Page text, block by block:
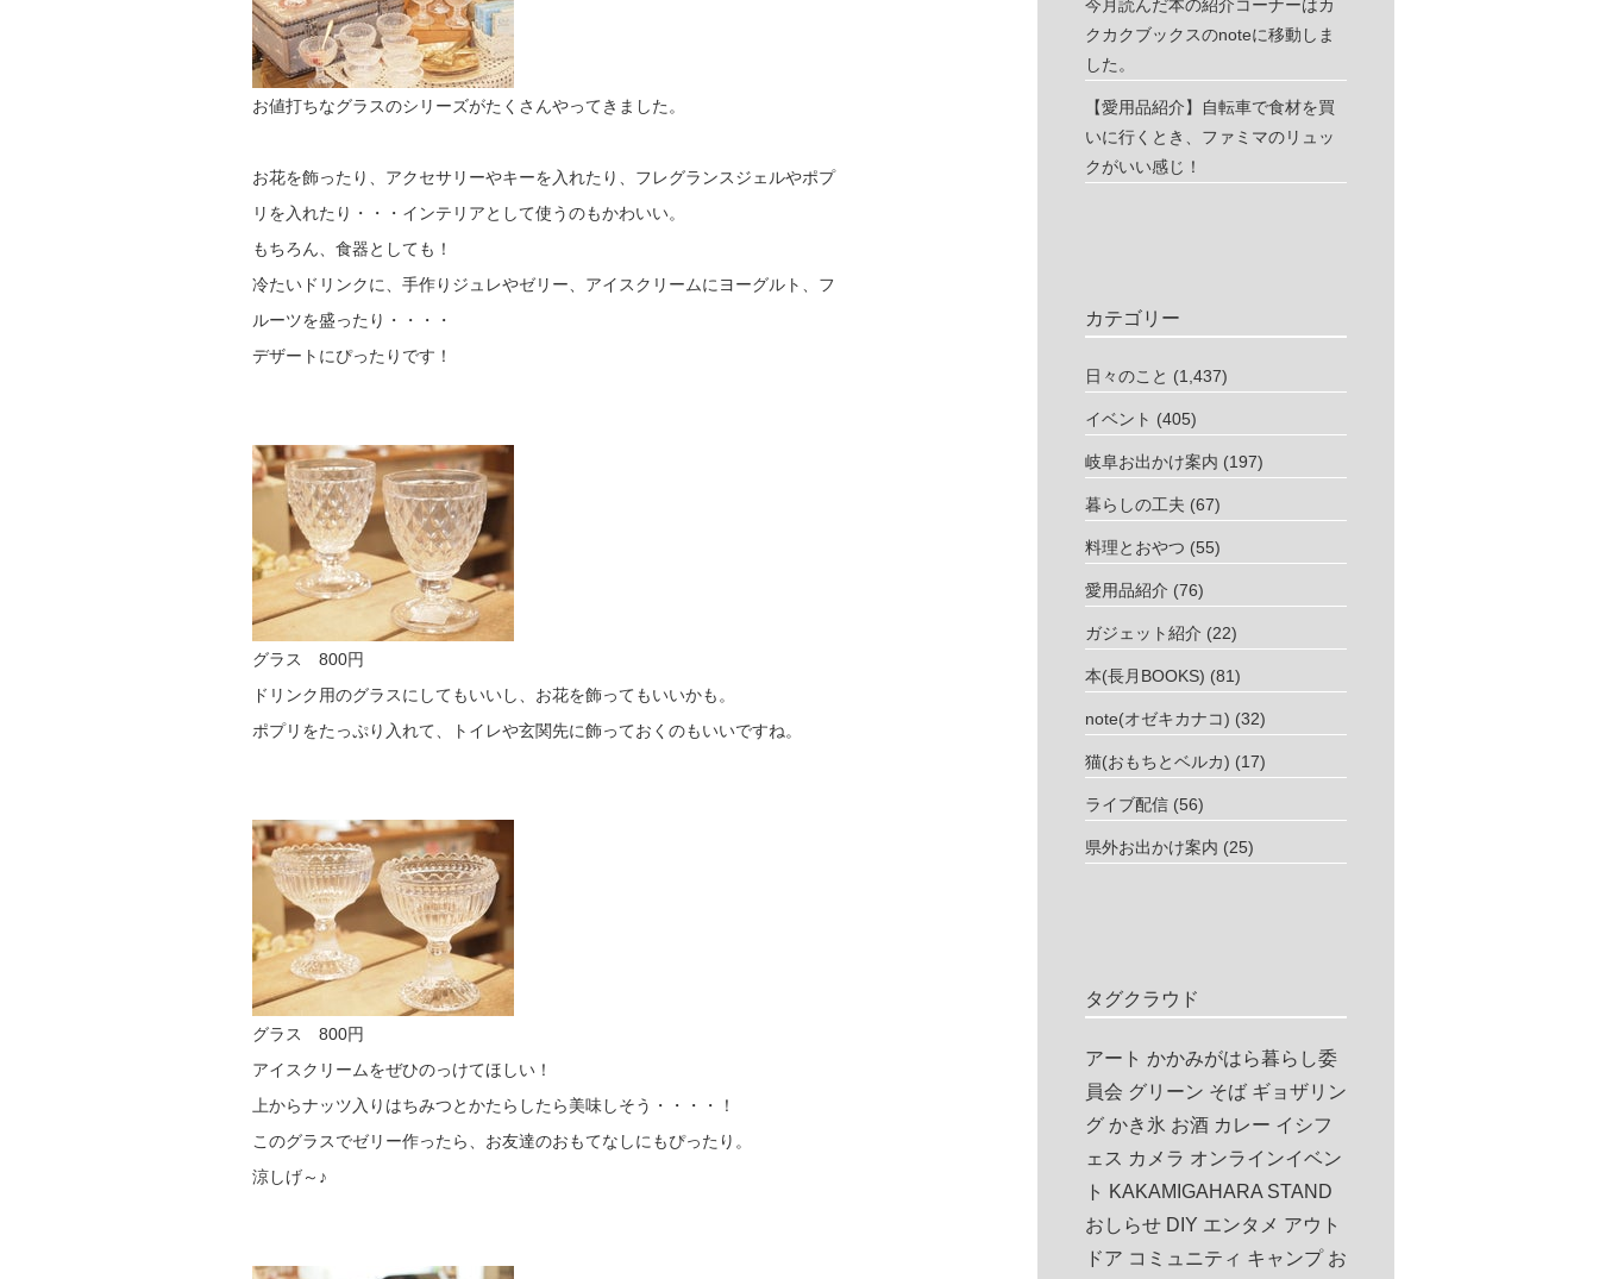
お値打ちなグラスのシリーズがたくさんやってきました。
お花を飾ったり、アクセサリーやキーを入れたり、フレグランスジェルやポプ
リを入れたり・・・インテリアとして使うのもかわいい。
もちろん、食器としても！
冷たいドリンクに、手作りジュレやゼリー、アイスクリームにヨーグルト、フ
ルーツを盛ったり・・・・
デザートにぴったりです！
グラス 800円
ドリンク用のグラスにしてもいいし、お花を飾ってもいいかも。
ポプリをたっぷり入れて、トイレや玄関先に飾っておくのもいいですね。
グラス 800円
アイスクリームをぜひのっけてほしい！
上からナッツ入りはちみつとかたらしたら美味しそう・・・・！
このグラスでゼリー作ったら、お友達のおもてなしにもぴったり。
涼しげ～♪
今月読んだ本の紹介コーナーはカ
クカクブックスのnoteに移動しま
した。
【愛用品紹介】自転車で食材を買
いに行くとき、ファミマのリュッ
クがいい感じ！
カテゴリー
日々のこと (1,437)
イベント (405)
岐阜お出かけ案内 (197)
暮らしの工夫 (67)
料理とおやつ (55)
愛用品紹介 (76)
ガジェット紹介 (22)
本(長月BOOKS) (81)
note(オゼキカナコ) (32)
猫(おもちとベルカ) (17)
ライブ配信 (56)
県外お出かけ案内 (25)
タグクラウド
アート かかみがはら暮らし委
員会 グリーン そば ギョザリン
グ かき氷 お酒 カレー イシフ
ェス カメラ オンラインイベン
ト KAKAMIGAHARA STAND
おしらせ DIY エンタメ アウト
ドア コミュニティ キャンプ お